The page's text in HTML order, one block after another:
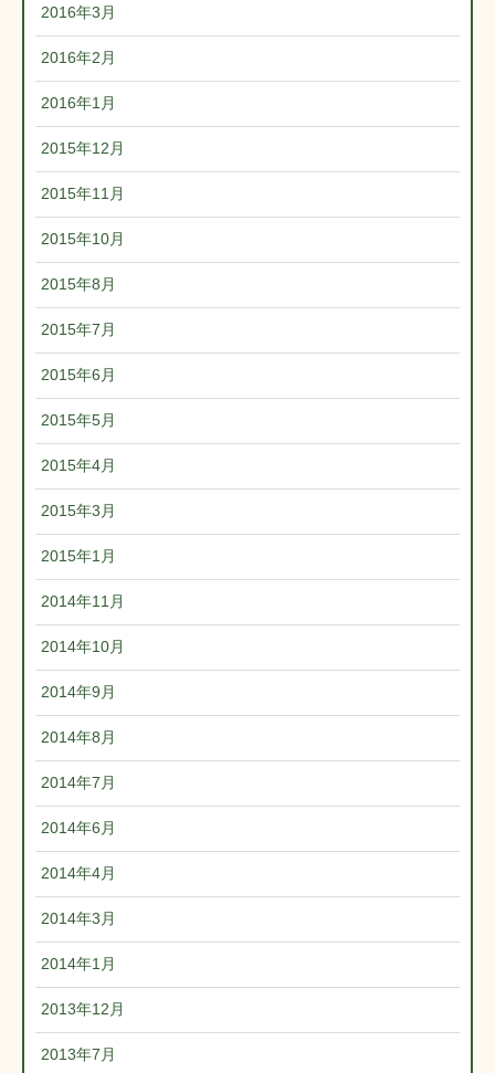
2016年3月
2016年2月
2016年1月
2015年12月
2015年11月
2015年10月
2015年8月
2015年7月
2015年6月
2015年5月
2015年4月
2015年3月
2015年1月
2014年11月
2014年10月
2014年9月
2014年8月
2014年7月
2014年6月
2014年4月
2014年3月
2014年1月
2013年12月
2013年7月